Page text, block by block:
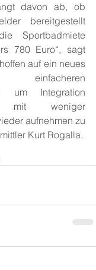
davon ab, ob
bereitgestellt
Sportbadmiete
780 Euro“, sagt
auf ein neues
um Integration
mit weniger
aufnehmen zu
Kurt Rogalla.